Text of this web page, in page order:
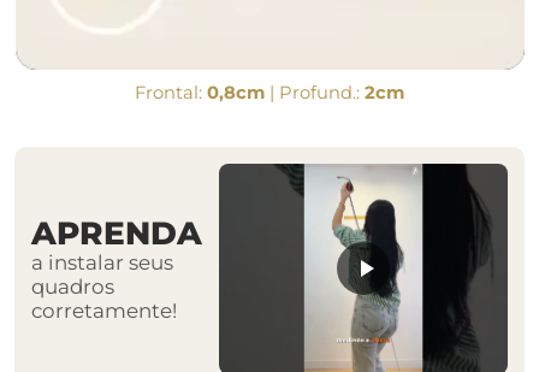
Frontal: 0,8cm | Profund.: 2cm
APRENDA
a instalar seus
quadros
corretamente!